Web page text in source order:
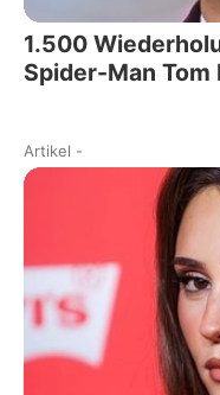
1.500
Spider-Man Tom
Artikel -